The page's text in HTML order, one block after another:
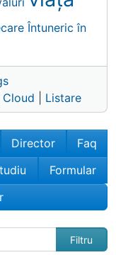
Întunericîn
Cloud Listare
Director
Faq
Formular